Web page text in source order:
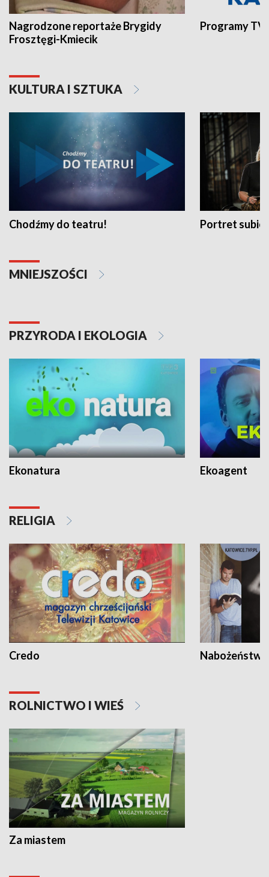
Nagrodzone reportaże Brygidy
Frosztęgi-Kmiecik
Programy
KULTURA I SZTUKA
Chodźmy do teatru! Portret
MNIEJSZOŚCI
PRZYRODA I EKOLOGIA
Ekonatura Ekoagent
RELIGIA
Credo
ROLNICTWO I WIEŚ
Za miastem